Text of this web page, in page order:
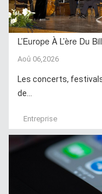
L’Europe À L’ère Du
Aoû 06,2026
Les concerts,
de...
Entreprise